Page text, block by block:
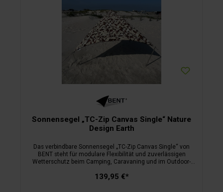
Sonnensegel „TC-Zip Canvas Single“ Nature
Design Earth
Das verbindbare Sonnensegel „TC-Zip Canvas Single“ von
BENT steht für modulare Flexibilität und zuverlässigen
Wetterschutz beim Camping, Caravaning und im Outdoor-
Kombination mit verstärkten Ecken erleichtert das saubere
139,95 €*